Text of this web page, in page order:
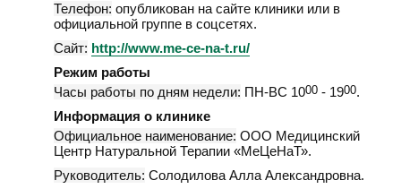
Телефон: опубликован на сайте клиники или в
официальной группе в соцсетях.
Сайт: http://www.me-ce-na-t.ru/
Режим работы
Часы работы по дням недели: ПН-ВС 1000 - 1900.
Информация о клинике
Официальное наименование: ООО Медицинский
Центр Натуральной Терапии «МеЦеНаТ».
Руководитель: Солодилова Алла Александровна.